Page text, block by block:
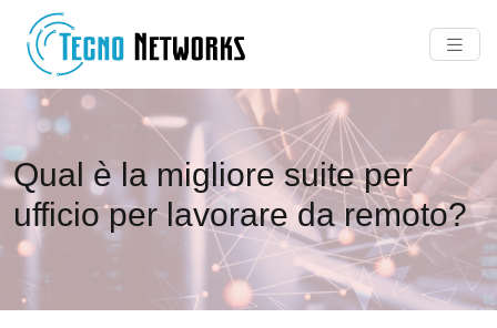
Qual è la migliore suite per
ufficio per lavorare da remoto?